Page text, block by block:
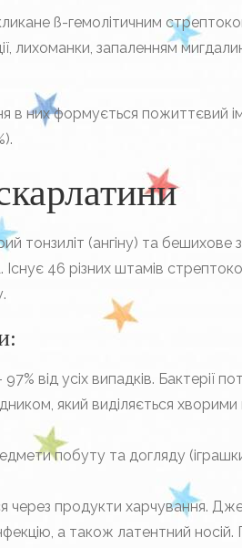
ß-гемолітичним
лихоманки, запаленням
в них формується пожиттєвий
тонзиліт (ангіну) та бешихове
46 різних штамів
від усіх випадків. Бактерії
який виділяється
побуту та догляду
через продукти харчування.
а також латентний носій.